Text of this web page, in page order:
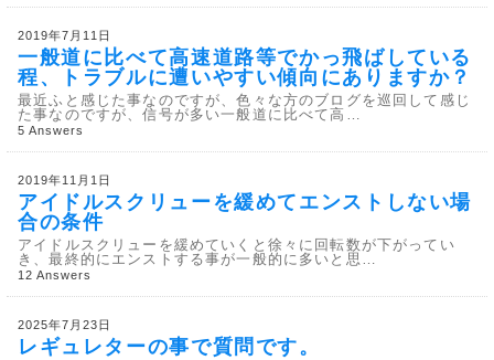
2019年7月11日
一般道に比べて高速道路等でかっ飛ばしている
程、トラブルに遭いやすい傾向にありますか？
最近ふと感じた事なのですが、色々な方のブログを巡回して感じ
た事なのですが、信号が多い一般道に比べて高…
5 Answers
2019年11月1日
アイドルスクリューを緩めてエンストしない場
合の条件
アイドルスクリューを緩めていくと徐々に回転数が下がってい
き、最終的にエンストする事が一般的に多いと思…
12 Answers
2025年7月23日
レギュレターの事で質問です。